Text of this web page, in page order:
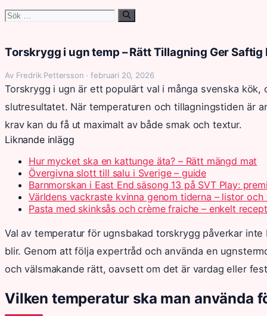
Sök
Torskrygg i ugn temp – Rätt Tillagning Ger Saftig
Av Fredrik Pettersson · februari 20, 2026
Torskrygg i ugn är ett populärt val i många svenska
slutresultatet. När temperaturen och tillagningstiden är
krav kan du få ut maximalt av både smak och textur.
Liknande inlägg
Hur mycket ska en kattunge äta? – Rätt mängd mat
Övergivna slott till salu i Sverige – guide
Barnmorskan i East End säsong 13 på SVT Play:
Världens vackraste kvinna genom tiderna – listor och
Pasta med skinksås och crème fraiche – enkelt recept
Val av temperatur för ugnsbakad torskrygg påverkar
blir. Genom att följa expertråd och använda en
och välsmakande rätt, oavsett om det är vardag eller
Vilken temperatur ska man använda